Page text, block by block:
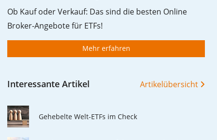
Ob Kauf oder Verkauf: Das sind die besten Online
Broker-Angebote für ETFs!
Mehr erfahren
Interessante Artikel Artikelübersicht
Gehebelte Welt-ETFs im Check